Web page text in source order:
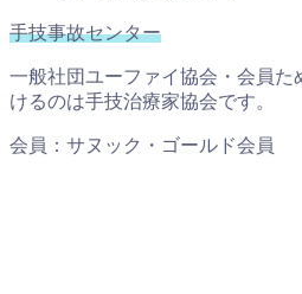
手技事故センター
一般社団ユーファイ協会・会員た
けるのは手技治療家協会です。
会員：サヌック・ゴールド会員